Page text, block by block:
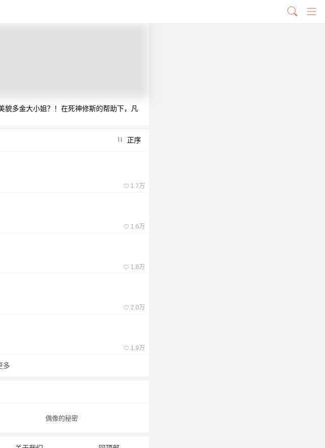
貌多金大小姐？！在死神修斯的帮助下，凡
正序
1.7万
1.6万
1.8万
2.0万
1.9万
多
偶像的秘密